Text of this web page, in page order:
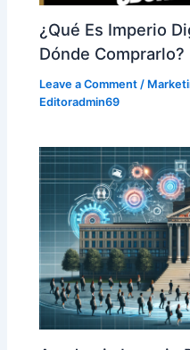
¿Qué Es Imperio
Dónde Comprarlo?
Leave a Comment /
Editoradmin69